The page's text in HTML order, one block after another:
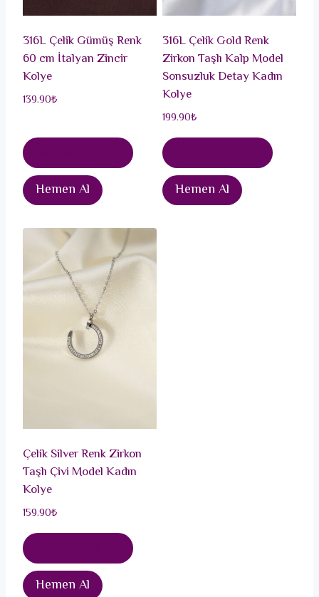
316L Çelik Gümüş Renk
60 cm İtalyan Zincir
Kolye
139.90₺
Hemen Al
316L Çelik Gold Renk
Zirkon Taşlı Kalp Model
Sonsuzluk Detay Kadın
Kolye
199.90₺
Hemen Al
Çelik Silver Renk Zirkon
Taşlı Çivi Model Kadın
Kolye
159.90₺
Hemen Al